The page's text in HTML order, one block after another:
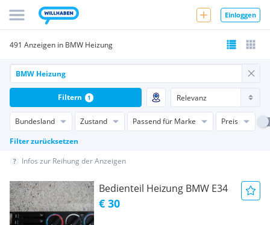
Einloggen
491 Anzeigen in BMW Heizung
Bundesland Zustand Passend für Marke
Preis
Filter zurücksetzen
Filtern 1
Infos zur Reihung der Anzeigen
Bedienteil Heizung BMW E34
€ 30